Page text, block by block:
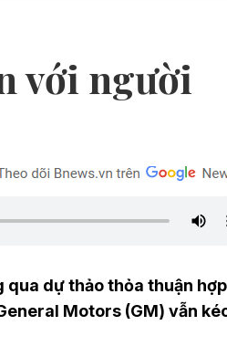
với người
qua dự thảo thỏa thuận hợp
Motors (GM) vẫn